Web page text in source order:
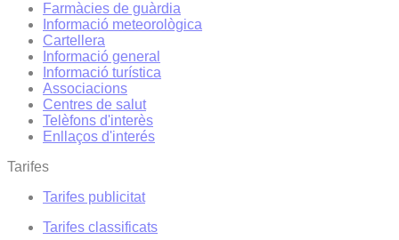
Farmàcies de guàrdia
Informació meteorològica
Cartellera
Informació general
Informació turística
Associacions
Centres de salut
Telèfons d'interès
Enllaços d'interés
Tarifes
Tarifes publicitat
Tarifes classificats